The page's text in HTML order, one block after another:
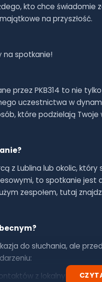
kto chce świadomie
na przyszłość.
na spotkanie!
przez PKB314 to nie
uczestnictwa w
które podzielają
z Lublina lub okolic,
to spotkanie jest
zespołem, tutaj
do słuchania, ale
z lokalnymi